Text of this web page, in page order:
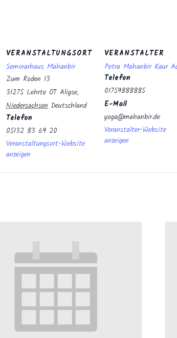
VERANSTALTUNGSORT
Seminarhaus Mahanbir
Zum Roden 13
31275 Lehrte OT Aligse,
Niedersachsen Deutschland
Telefon
05132 83 69 20
Veranstaltungsort-Website
anzeigen
VERANSTALTER
Petra Mahanbir Kaur
Telefon
01759888885
E-Mail
yoga@mahanbir.de
Veranstalter-Website
anzeigen